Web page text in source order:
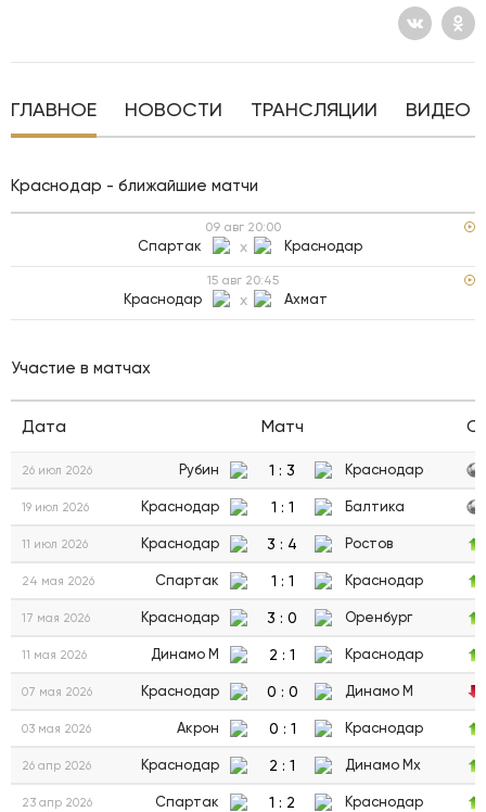
ГЛАВНОЕ НОВОСТИ ТРАНСЛЯЦИИ ВИДЕО
Краснодар - ближайшие матчи
09 авг 20:00
Спартак x Краснодар
15 авг 20:45
Краснодар x Ахмат
Участие в матчах
Дата Матч
26 июл 2026 Рубин 1 : 3 Краснодар
19 июл 2026 Краснодар 1 : 1 Балтика
11 июл 2026 Краснодар 3 : 4 Ростов
24 мая 2026 Спартак 1 : 1 Краснодар
17 мая 2026 Краснодар 3 : 0 Оренбург
11 мая 2026 Динамо М 2 : 1 Краснодар
07 мая 2026 Краснодар 0 : 0 Динамо М
03 мая 2026 Акрон 0 : 1 Краснодар
26 апр 2026 Краснодар 2 : 1 Динамо Мх
23 апр 2026 Спартак 1 : 2 Краснодар